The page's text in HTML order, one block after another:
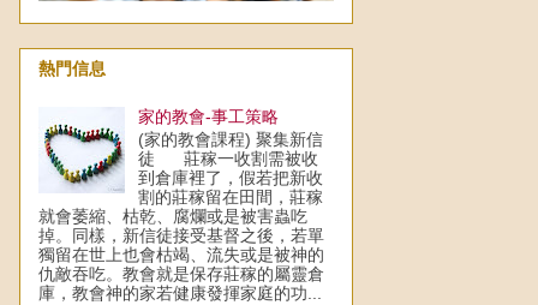
熱門信息
家的教會-事工策略
(家的教會課程) 聚集新信
徒 莊稼一收割需被收
到倉庫裡了，假若把新收
割的莊稼留在田間，莊稼
就會萎縮、枯乾、腐爛或是被害蟲吃
掉。同樣，新信徒接受基督之後，若單
獨留在世上也會枯竭、流失或是被神的
仇敵吞吃。教會就是保存莊稼的屬靈倉
庫，教會神的家若健康發揮家庭的功...